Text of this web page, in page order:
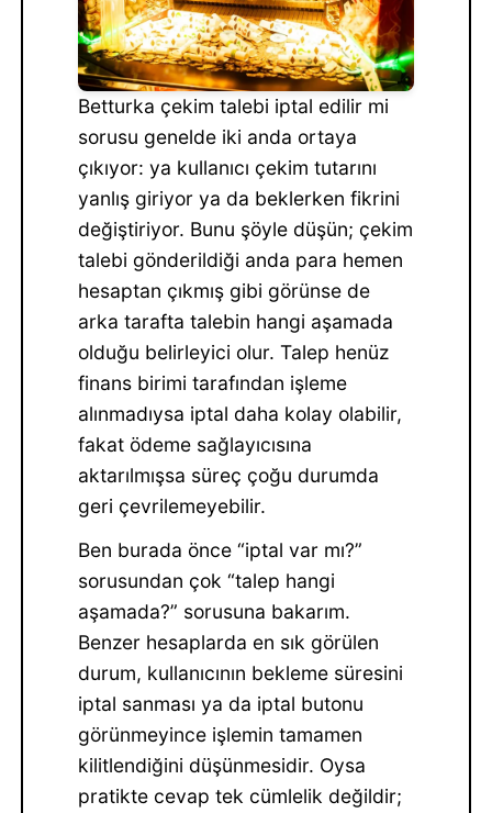
Betturka çekim talebi iptal edilir mi
sorusu genelde iki anda ortaya
çıkıyor: ya kullanıcı çekim tutarını
yanlış giriyor ya da beklerken fikrini
değiştiriyor. Bunu şöyle düşün; çekim
talebi gönderildiği anda para hemen
hesaptan çıkmış gibi görünse de
arka tarafta talebin hangi aşamada
olduğu belirleyici olur. Talep henüz
finans birimi tarafından işleme
alınmadıysa iptal daha kolay olabilir,
fakat ödeme sağlayıcısına
aktarılmışsa süreç çoğu durumda
geri çevrilemeyebilir.
Ben burada önce “iptal var mı?”
sorusundan çok “talep hangi
aşamada?” sorusuna bakarım.
Benzer hesaplarda en sık görülen
durum, kullanıcının bekleme süresini
iptal sanması ya da iptal butonu
görünmeyince işlemin tamamen
kilitlendiğini düşünmesidir. Oysa
pratikte cevap tek cümlelik değildir;